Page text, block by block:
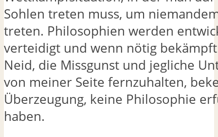
Sohlen treten muss, um
treten. Philosophien werden
verteidigt und wenn nötig
Neid, die Missgunst und jegliche
von meiner Seite fernzuhalten,
Überzeugung, keine Philosophie
haben.